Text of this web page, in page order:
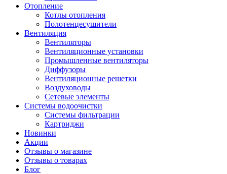
Отопление
Котлы отопления
Полотенцесушители
Вентиляция
Вентиляторы
Вентиляционные установки
Промышленные вентиляторы
Диффузоры
Вентиляционные решетки
Воздуховоды
Сетевые элементы
Системы водоочистки
Системы фильтрации
Картриджи
Новинки
Акции
Отзывы о магазине
Отзывы о товарах
Блог